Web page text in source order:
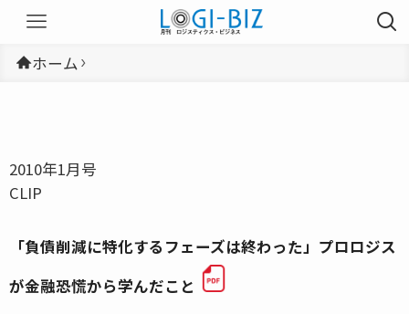
ホーム
2010年1月号
CLIP
「負債削減に特化するフェーズは終わった」プロロジス
が金融恐慌から学んだこと